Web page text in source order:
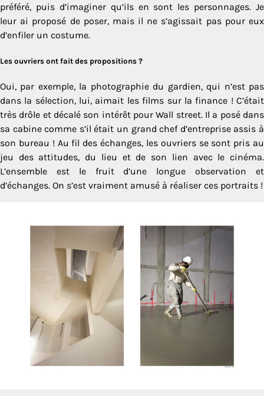
préféré, puis d’imaginer qu’ils en sont les personnages. Je
leur ai proposé de poser, mais il ne s’agissait pas pour eux
d’enfiler un costume.
Les ouvriers ont fait des propositions ?
Oui, par exemple, la photographie du gardien, qui n’est pas
dans la sélection, lui, aimait les films sur la finance ! C’était
très drôle et décalé son intérêt pour Wall street. Il a posé dans
sa cabine comme s’il était un grand chef d’entreprise assis à
son bureau ! Au fil des échanges, les ouvriers se sont pris au
jeu des attitudes, du lieu et de son lien avec le cinéma.
L’ensemble est le fruit d’une longue observation et
d’échanges. On s’est vraiment amusé à réaliser ces portraits !